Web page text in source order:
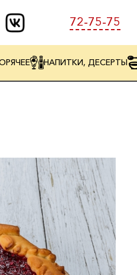
72-75-75
НАПИТКИ, ДЕСЕРТЫ